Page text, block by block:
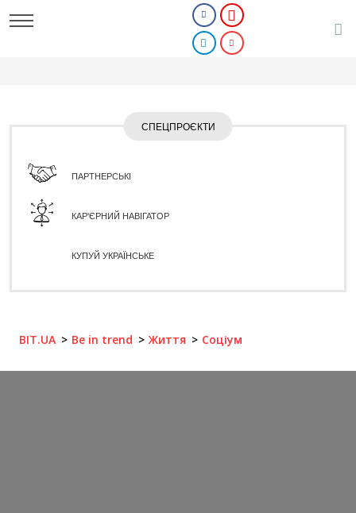
СПЕЦПРОЄКТИ
ПАРТНЕРСЬКІ
КАР'ЄРНИЙ НАВІГАТОР
КУПУЙ УКРАЇНСЬКЕ
BIT.UA Be in trend Життя Соціум